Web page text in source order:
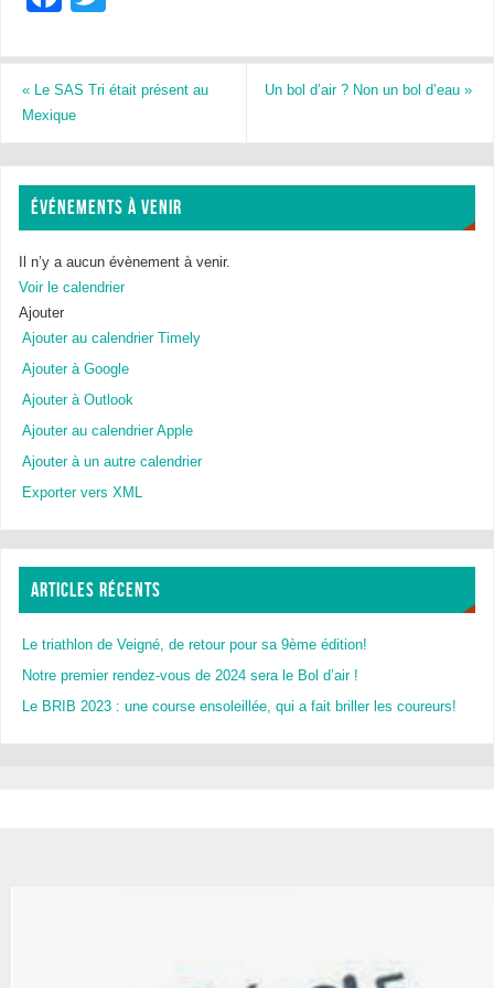
c
e
b
o
o
k
tt
er
«Le SAS Tri était présent au
Mexique
Un bol d’air ? Non un bol d’eau»
ÉVÉNEMENTS À VENIR
Il n’y a aucun évènement à venir.
Voir le calendrier
Ajouter
Ajouter au calendrier Timely
Ajouter à Google
Ajouter à Outlook
Ajouter au calendrier Apple
Ajouter à un autre calendrier
Exporter vers XML
ARTICLES RÉCENTS
Le triathlon de Veigné, de retour pour sa 9ème édition!
Notre premier rendez-vous de 2024 sera le Bol d’air !
Le BRIB 2023 : une course ensoleillée, qui a fait briller les coureurs!